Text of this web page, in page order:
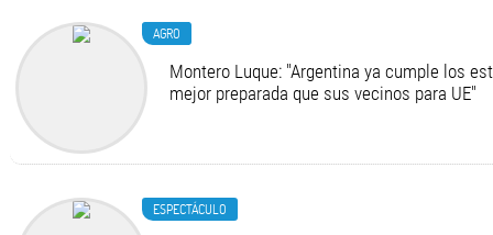
AGRO
Montero Luque: "Argentina ya cumple los
mejor preparada que sus vecinos para UE"
ESPECTÁCULO